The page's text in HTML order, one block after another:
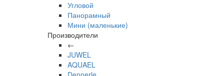
Угловой
Панорамный
Мини (маленькие)
Производители
←
JUWEL
AQUAEL